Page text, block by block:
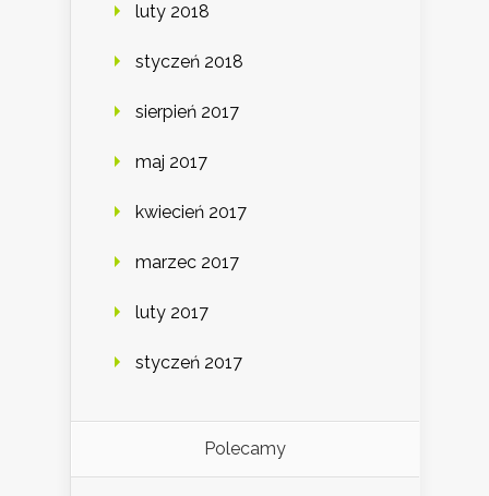
luty 2018
styczeń 2018
sierpień 2017
maj 2017
kwiecień 2017
marzec 2017
luty 2017
styczeń 2017
Polecamy